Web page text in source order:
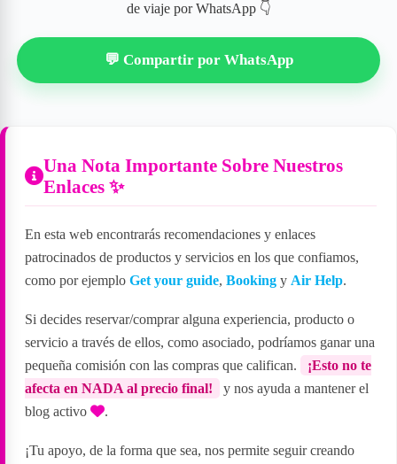
de viaje por WhatsApp 👇
💬 Compartir por WhatsApp
Una Nota Importante Sobre Nuestros
Enlaces ✨
En esta web encontrarás recomendaciones y enlaces
patrocinados de productos y servicios en los que confiamos,
como por ejemploGet your guide,Booking yAir Help.
Si decides reservar/comprar alguna experiencia, producto o
servicio a través de ellos, como asociado, podríamos ganar una
pequeña comisión con las compras que califican.
¡Esto no te
afecta en NADA al precio final!
y nos ayuda a mantener el
blog activo
.
¡Tu apoyo, de la forma que sea, nos permite seguir creando